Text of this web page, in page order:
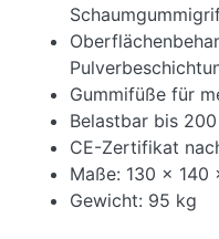
Gummifüße für
Belastbar bis
CE-Zertifikat
Maße: 130 x 140
Gewicht: 95 kg